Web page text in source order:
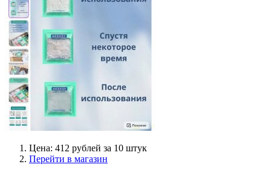
Цена: 412 рублей за 10 штук
Перейти в магазин